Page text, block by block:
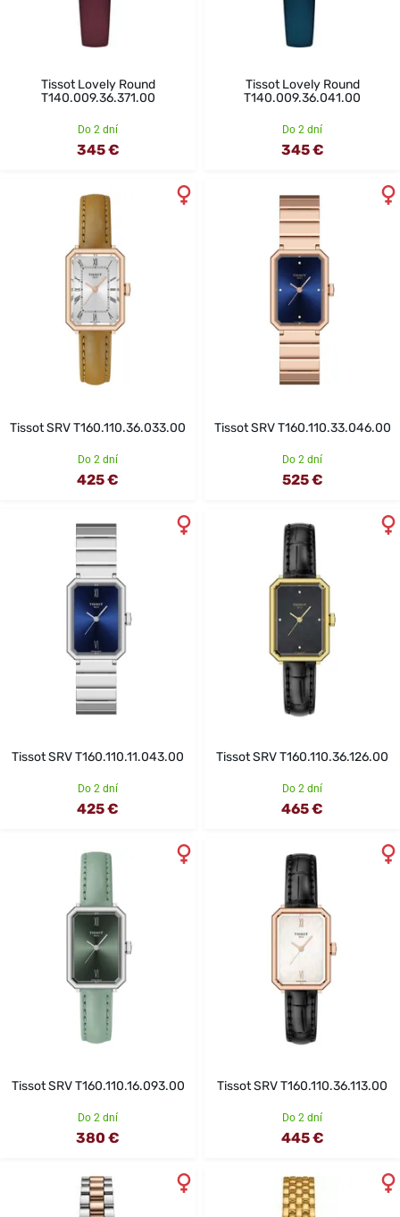
Tissot Lovely Round
T140.009.36.371.00
Do 2 dní
345 €
Tissot Lovely Round
T140.009.36.041.00
Do 2 dní
345 €
Tissot SRV T160.110.36.033.00
Do 2 dní
425 €
Tissot SRV T160.110.33.046.00
Do 2 dní
525 €
Tissot SRV T160.110.11.043.00
Do 2 dní
425 €
Tissot SRV T160.110.36.126.00
Do 2 dní
465 €
Tissot SRV T160.110.16.093.00
Do 2 dní
380 €
Tissot SRV T160.110.36.113.00
Do 2 dní
445 €